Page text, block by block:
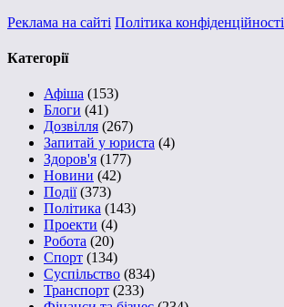
Реклама на сайті Політика конфіденційності
Категорії
Афіша (153)
Блоги (41)
Дозвілля (267)
Запитай у юриста (4)
Здоров'я (177)
Новини (42)
Події(373)
Політика (143)
Проекти (4)
Робота (20)
Спорт (134)
Суспільство (834)
Транспорт (233)